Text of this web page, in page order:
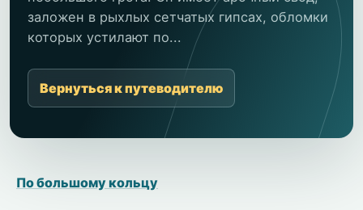
заложен в рыхлых сетчатых гипсах, обломки
которых устилают по...
Вернуться к путеводителю
По большому кольцу